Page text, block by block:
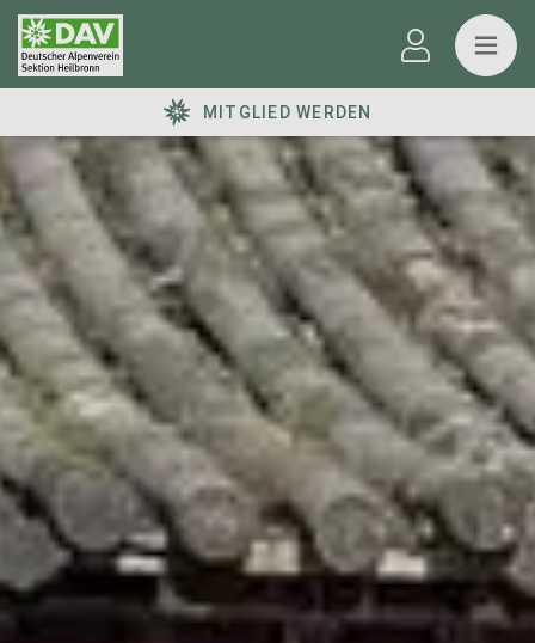
MITGLIED WERDEN